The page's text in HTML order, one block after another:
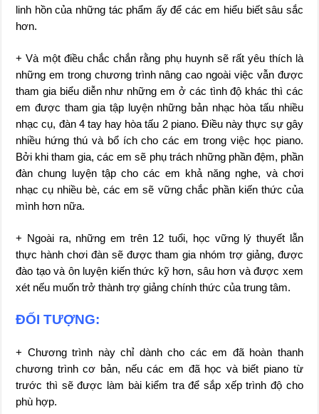
linh hồn của những tác phẩm ấy để các em hiểu biết sâu sắc
hơn.
+ Và một điều chắc chắn rằng phụ huynh sẽ rất yêu thích là
những em trong chương trình nâng cao ngoài việc vẫn được
tham gia biểu diễn như những em ở các tình độ khác thì các
em được tham gia tập luyện những bản nhạc hòa tấu nhiều
nhạc cụ, đàn 4 tay hay hòa tấu 2 piano. Điều này thực sự gây
nhiều hứng thú và bổ ích cho các em trong việc học piano.
Bởi khi tham gia, các em sẽ phụ trách những phần đệm, phần
đàn chung luyện tập cho các em khả năng nghe, và chơi
nhạc cụ nhiều bè, các em sẽ vững chắc phần kiến thức của
mình hơn nữa.
+ Ngoài ra, những em trên 12 tuổi, học vững lý thuyết lẫn
thực hành chơi đàn sẽ được tham gia nhóm trợ giảng, được
đào tạo và ôn luyện kiến thức kỹ hơn, sâu hơn và được xem
xét nếu muốn trở thành trợ giảng chính thức của trung tâm.
ĐỐI TƯỢNG:
+ Chương trình này chỉ dành cho các em đã hoàn thanh
chương trình cơ bản, nếu các em đã học và biết piano từ
trước thì sẽ được làm bài kiểm tra để sắp xếp trình độ cho
phù hợp.